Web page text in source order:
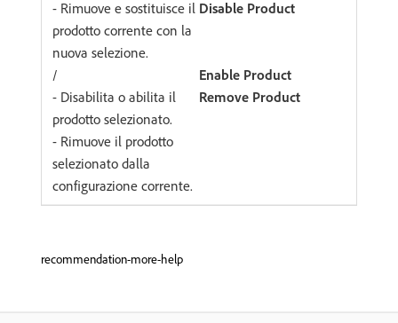
- Rimuove e sostituisce il
prodotto corrente con la
nuova selezione.
Disable Product
/
Enable Product
- Disabilita o abilita il
prodotto selezionato.
Remove Product
- Rimuove il prodotto
selezionato dalla
configurazione corrente.
recommendation-more-help